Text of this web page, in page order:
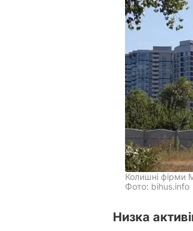
Колишні фірми
Фото: bihus.info
Низка